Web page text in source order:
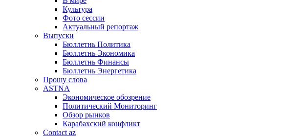
Культура
Фото сессии
Актуальный репортаж
Выпуски
Бюллетнь Политика
Бюллетнь Экономика
Бюллетнь Финансы
Бюллетнь Энергетика
Прошу слова
ASTNA
Экономическое обозрение
Политический Мониторинг
Обзор рынков
Карабахский конфликт
Contact az